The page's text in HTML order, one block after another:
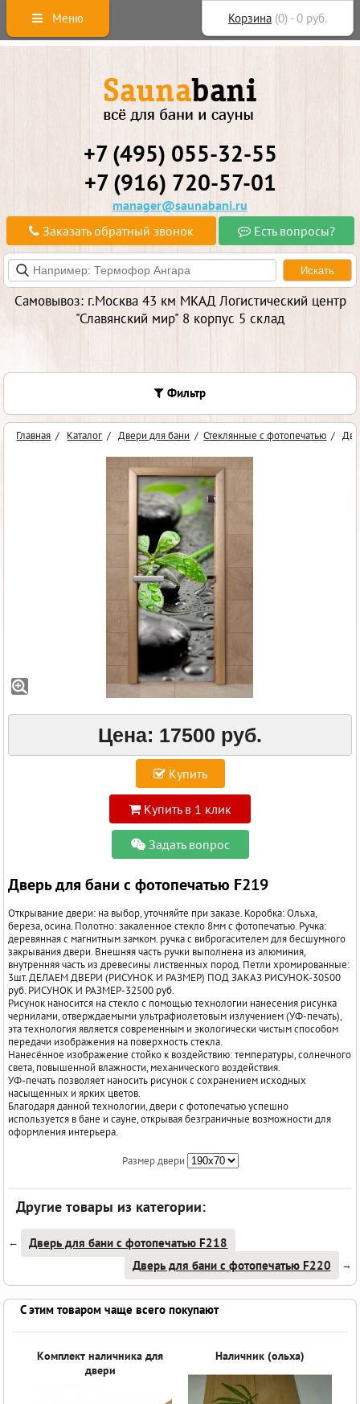
Корзина (0) -0 руб.
+7 (495) 055-32-55
+7 (916) 720-57-01
manager@saunabani.ru
Заказать обратный звонок
Есть вопросы?
Самовывоз: г.Москва 43 км МКАД Логистический центр
"Славянский мир" 8 корпус 5 склад
Фильтр
Главная / Каталог / Двери для бани /Стеклянные с фотопечатью /
Цена: 17500 руб.
Купить
Купить в 1 клик
Задать вопрос
Дверь для бани с фотопечатью F219
Открывание двери: на выбор, уточняйте при заказе. Коробка: Ольха,
береза, осина. Полотно: закаленное стекло 8мм c фотопечатью. Ручка:
деревянная с магнитным замком. ручка с виброгасителем для бесшумного
закрывания двери. Внешняя часть ручки выполнена из алюминия,
внутренняя часть из древесины лиственных пород. Петли хромированные:
3шт. ДЕЛАЕМ ДВЕРИ (РИСУНОК И РАЗМЕР) ПОД ЗАКАЗ РИСУНОК-30500
руб. РИСУНОК И РАЗМЕР-32500 руб.
Рисунок наносится на стекло с помощью технологии нанесения рисунка
чернилами, отверждаемыми ультрафиолетовым излучением (УФ-печать),
эта технология является современным и экологически чистым способом
передачи изображения на поверхность стекла.
Нанесённое изображение стойко к воздействию: температуры, солнечного
света, повышенной влажности, механического воздействия.
УФ-печать позволяет наносить рисунок с сохранением исходных
насыщенных и ярких цветов.
Благодаря данной технологии, двери с фотопечатью успешно
используется в бане и сауне, открывая безграничные возможности для
оформления интерьера.
Размер двери
Другие товары из категории:
←
Дверь для бани с фотопечатью F218
Дверь для бани с фотопечатью F220
→
С этим товаром чаще всего покупают
Комплект наличника для
двери
Наличник (ольха)
Меню